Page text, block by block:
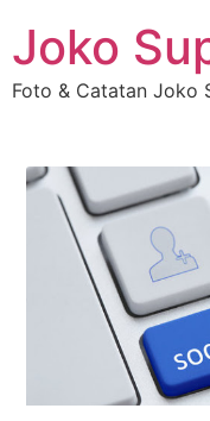
Joko
Foto & Catatan Joko